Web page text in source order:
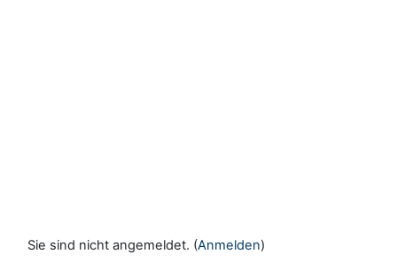
Sie sind nicht angemeldet. (Anmelden)